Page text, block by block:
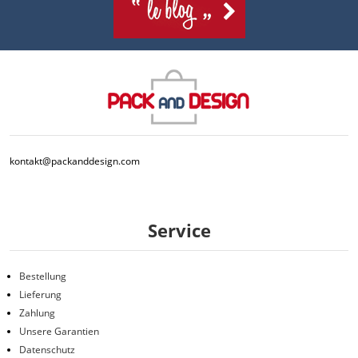
kontakt@packanddesign.com
Service
Bestellung
Lieferung
Zahlung
Unsere Garantien
Datenschutz